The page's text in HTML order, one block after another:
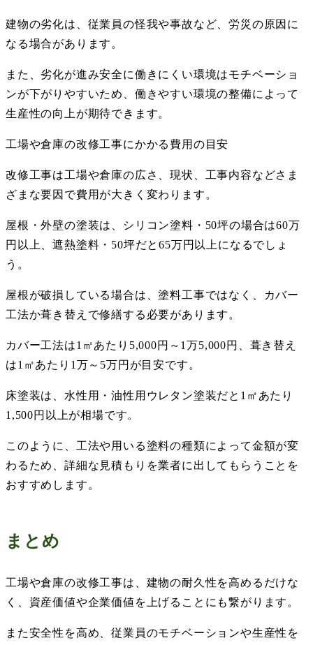
建物の劣化は、従業員の怪我や事故など、労災の原因に
なる場合があります。
また、劣化が進み安全に働きにくい環境はモチベーショ
ンが下がりやすいため、働きやすい環境の整備によって
生産性の向上が期待できます。
工場や倉庫の改修工事にかかる費用の目安
改修工事は工場や倉庫の広さ、現状、工事内容などさま
ざまな要因で費用が大きく変わります。
屋根・外壁の塗装は、シリコン塗料・ 50坪の場合は60万
円以上、遮熱塗料・ 50坪だと65万円以上になるでしょ
う。
屋根が破損している場合は、塗料工事ではなく、カバー
工法か葺き替えで修繕する必要があります。
カバー工法は1 ㎡あたり 5,000円～ 1万5,000円、葺き替え
は1 ㎡あたり 1 万～ 5万円が目安です。
床塗装は、水性用・油性用ウレタン塗装だと 1 ㎡あたり
1,500円以上が相場です。
このように、工法や用いる塗料の種類によって金額が変
わるため、詳細な見積もりを業者に出してもらうことを
おすすめします。
まとめ
工場や倉庫の改修工事は、建物の耐久性を高めるだけな
く、資産価値や企業価値を上げることにも繋がります。
また安全性を高め、従業員のモチベーションや生産性を